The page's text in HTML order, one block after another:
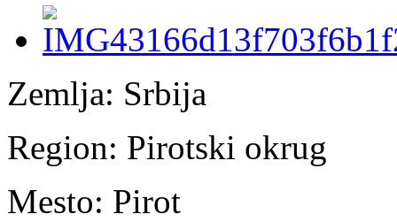
Zemlja: Srbija
Region: Pirotski okrug
Mesto: Pirot